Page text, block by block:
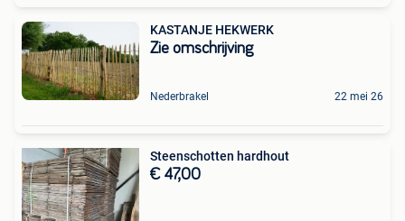
KASTANJE HEKWERK
Zie omschrijving
Nederbrakel 22 mei 26
Steenschotten hardhout
€ 47,00